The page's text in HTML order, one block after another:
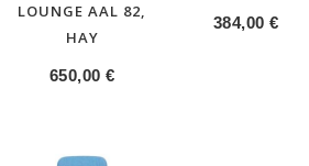
LOUNGE AAL 82,
HAY
650,00€
384,00€